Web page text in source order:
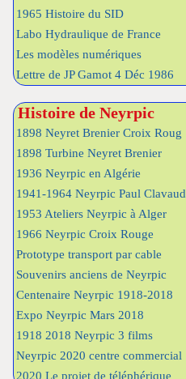
1965 Histoire du SID
Labo Hydraulique de France
Les modèles numériques
Lettre de JP Gamot 4 Déc 1986
Histoire de Neyrpic
1898 Neyret Brenier Croix Roug
1898 Turbine Neyret Brenier
1936 Neyrpic en Algérie
1941-1964 Neyrpic Paul Clavaud
1953 Ateliers Neyrpic à Alger
1966 Neyrpic Croix Rouge
Prototype transport par cable
Souvenirs anciens de Neyrpic
Centenaire Neyrpic 1918-2018
Expo Neyrpic Mars 2018
1918 2018 Neyrpic 3 films
Neyrpic 2020 centre commercial
2020 Le projet de téléphérique